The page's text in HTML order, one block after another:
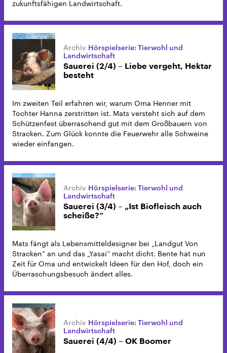
zukunftsfähigen Landwirtschaft.
Hörspielserie: Tierwohl und
Landwirtschaft
Sauerei (2/4) – Liebe vergeht, Hektar
besteht
Im zweiten Teil erfahren wir, warum Oma Henner mit
Tochter Hanna zerstritten ist. Mats versteht sich auf dem
Schützenfest überraschend gut mit dem Großbauern von
Stracken. Zum Glück konnte die Feuerwehr alle Schweine
wieder einfangen.
Hörspielserie: Tierwohl und
Landwirtschaft
Sauerei (3/4) – „Ist Biofleisch auch
scheiße?“
Mats fängt als Lebensmitteldesigner bei „Landgut Von
Stracken“ an und das „Yasai“ macht dicht. Bente hat nun
Zeit für Oma und entwickelt Ideen für den Hof, doch ein
Überraschungsbesuch ändert alles.
Hörspielserie: Tierwohl und
Landwirtschaft
Sauerei (4/4) – OK Boomer